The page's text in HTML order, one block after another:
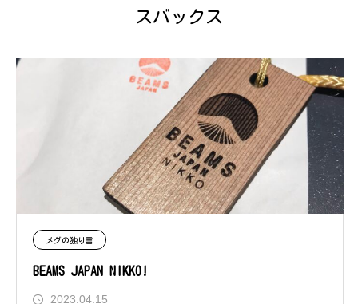
スバックス
メグの独り言
BEAMS JAPAN NIKKO!
2023.04.15